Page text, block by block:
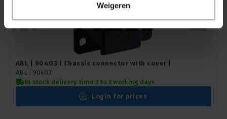
Weigeren
ABL | 90403 | Chassis connector with cover |
ABL | 90403
In stock delivery time 2 to 3 working days
Login for prices